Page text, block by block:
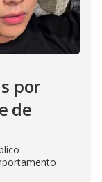
por
de